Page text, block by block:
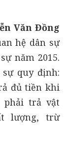
Văn Đồng
hệ dân sự
năm 2015.
sự quy định:
đủ tiền khi
phải trả vật
lượng, trừ